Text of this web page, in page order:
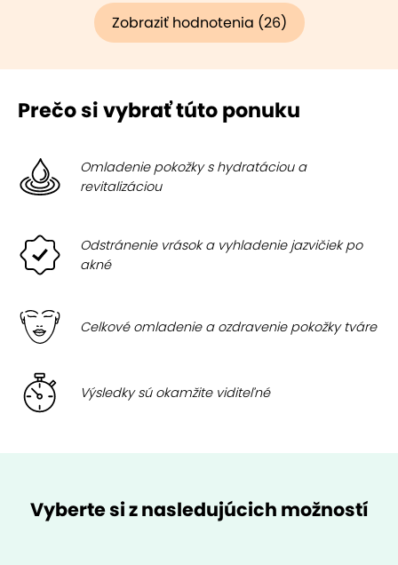
Zobraziť hodnotenia (26)
Prečo si vybrať túto ponuku
Omladenie pokožky s hydratáciou a
revitalizáciou
Odstránenie vrások a vyhladenie jazvičiek po
akné
Celkové omladenie a ozdravenie pokožky tváre
Výsledky sú okamžite viditeľné
Vyberte si z nasledujúcich možností